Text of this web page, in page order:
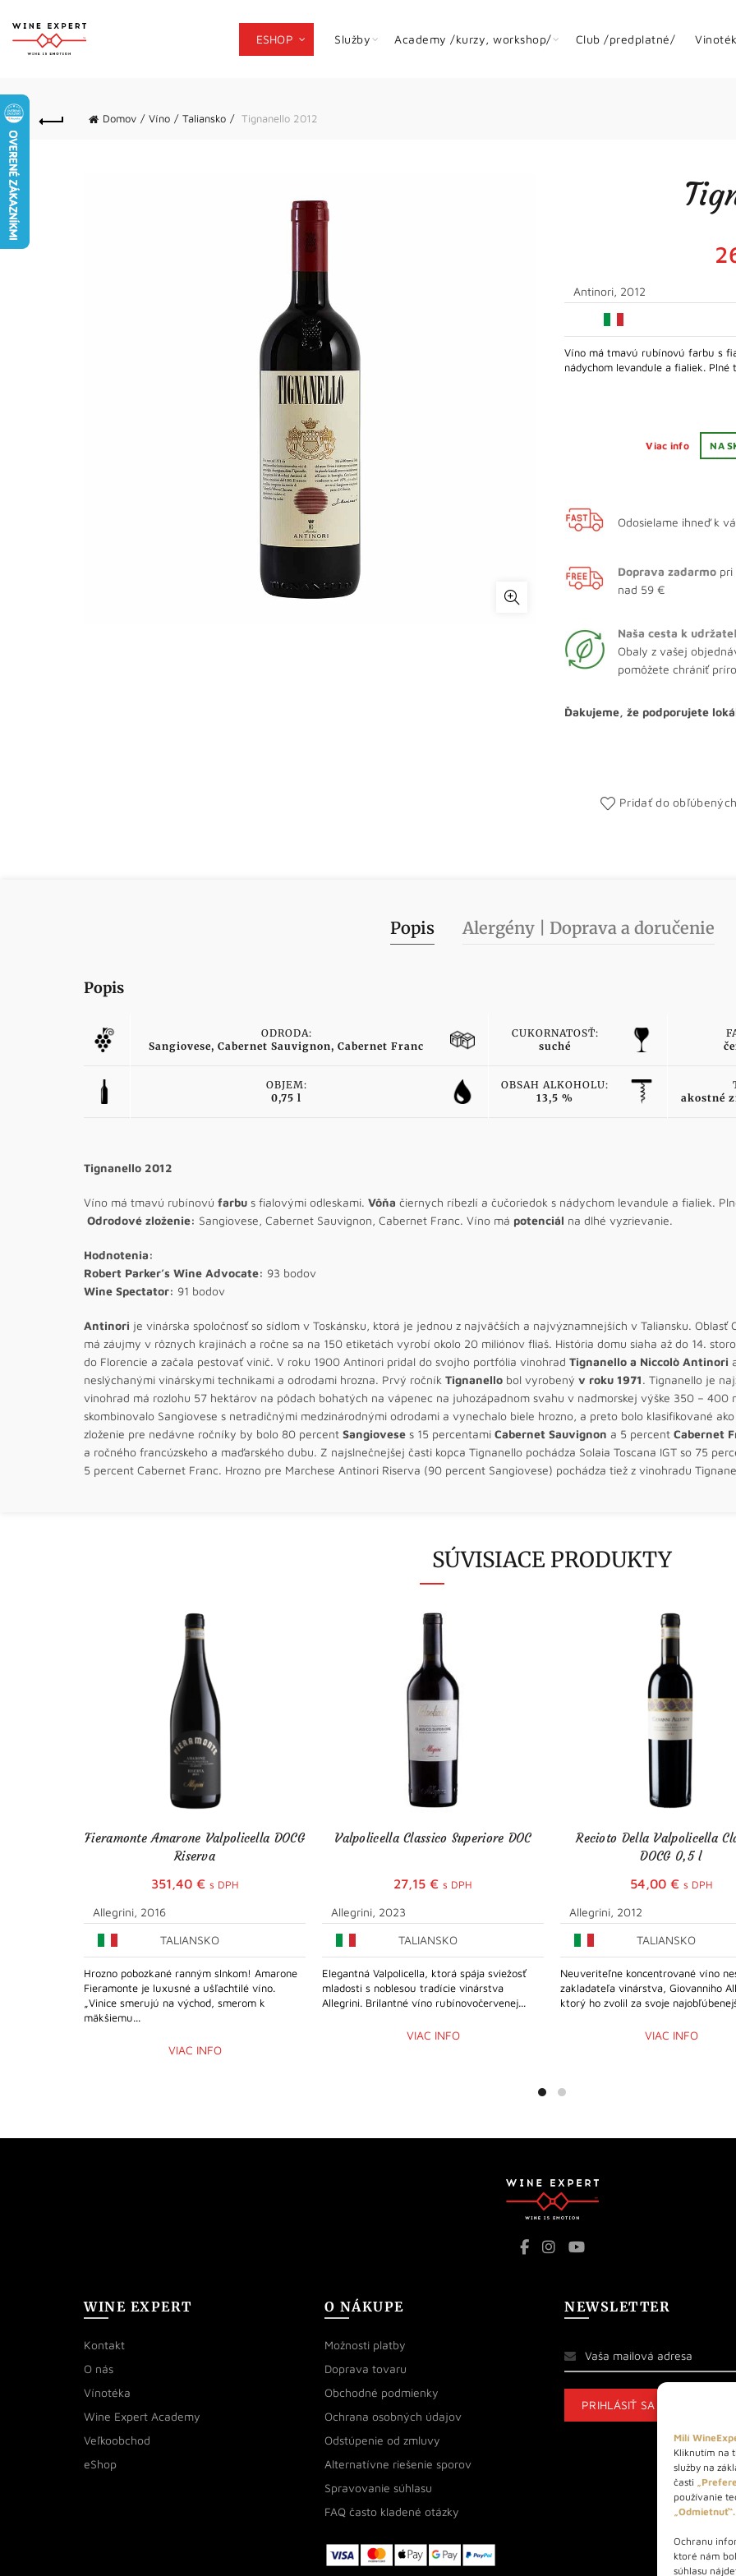
Milí
Kliknutím na
služby na
časti
používanie
„Odmietnuť“.
Ochranu
ktoré nám
súhlasu
ESHOP Služby Academy /kurzy, workshop/ Club /predplatné/
Domov Víno Taliansko Tignanello 2012
Antinori, 2012
Víno má tmavú rubínovú farbu s
nádychom levandule a fialiek. Plné
Viac info NA
Odosielame ihneď k
Doprava zadarmo pri
nad 59 €
Naša cesta k
Obaly z vašej
pomôžete chrániť
Ďakujeme, že podporujete
Pridať do obľúbených
Popis Alergény | Doprava a doručenie
Popis
ODRODA:
Sangiovese, Cabernet Sauvignon, Cabernet Franc
CUKORNATOSŤ:
suché
OBJEM:
0,75 l
OBSAH ALKOHOLU:
13,5 %
akostné
Tignanello 2012
Víno má tmavú rubínovú farbu s fialovými odleskami. Vôňa čiernych ríbezlí a čučoriedok s nádychom levandule a fialiek.
Odrodové zloženie: Sangiovese, Cabernet Sauvignon, Cabernet Franc. Víno má potenciál na dlhé vyzrievanie.
Hodnotenia:
Robert Parker’s Wine Advocate: 93 bodov
Wine Spectator: 91 bodov
Antinori je vinárska spoločnosť so sídlom v Toskánsku, ktorá je jednou z najväčších a najvýznamnejších v Taliansku. Oblasť
má záujmy v rôznych krajinách a ročne sa na 150 etiketách vyrobí okolo 20 miliónov fliaš. História domu siaha až do 14.
do Florencie a začala pestovať vinič. V roku 1900 Antinori pridal do svojho portfólia vinohrad Tignanello a Niccolò Antinori
neslýchanými vinárskymi technikami a odrodami hrozna. Prvý ročník Tignanello bol vyrobený v roku 1971. Tignanello je
vinohrad má rozlohu 57 hektárov na pôdach bohatých na vápenec na juhozápadnom svahu v nadmorskej výške 350 – 400
skombinovalo Sangiovese s netradičnými medzinárodnými odrodami a vynechalo biele hrozno, a preto bolo klasifikované
zloženie pre nedávne ročníky by bolo 80 percent Sangiovese s 15 percentami Cabernet Sauvignon a 5 percent Cabernet
a ročného francúzskeho a maďarského dubu. Z najslnečnejšej časti kopca Tignanello pochádza Solaia Toscana IGT so 75
5 percent Cabernet Franc. Hrozno pre Marchese Antinori Riserva (90 percent Sangiovese) pochádza tiež z vinohradu
SÚVISIACE PRODUKTY
Fieramonte Amarone Valpolicella DOCG
Riserva
351,40 € s DPH
Allegrini, 2016
TALIANSKO
Hrozno pobozkané ranným slnkom! Amarone
Fieramonte je luxusné a ušľachtilé víno.
„Vinice smerujú na východ, smerom k
mäkšiemu...
VIAC INFO
Valpolicella Classico Superiore DOC
27,15 € s DPH
Allegrini, 2023
TALIANSKO
Elegantná Valpolicella, ktorá spája sviežosť
mladosti s noblesou tradície vinárstva
Allegrini. Brilantné víno rubínovočervenej...
VIAC INFO
Recioto Della Valpolicella
DOCG 0,5 l
54,00 € s DPH
Allegrini, 2012
TALIANSKO
Neuveriteľne koncentrované víno
zakladateľa vinárstva, Giovanniho
ktorý ho zvolil za svoje
VIAC INFO
WINE EXPERT
Kontakt
O nás
Vínotéka
Wine Expert Academy
Veľkoobchod
eShop
O NÁKUPE
Možnosti platby
Doprava tovaru
Obchodné podmienky
Ochrana osobných údajov
Odstúpenie od zmluvy
Alternatívne riešenie sporov
Spravovanie súhlasu
FAQ často kladené otázky
NEWSLETTER